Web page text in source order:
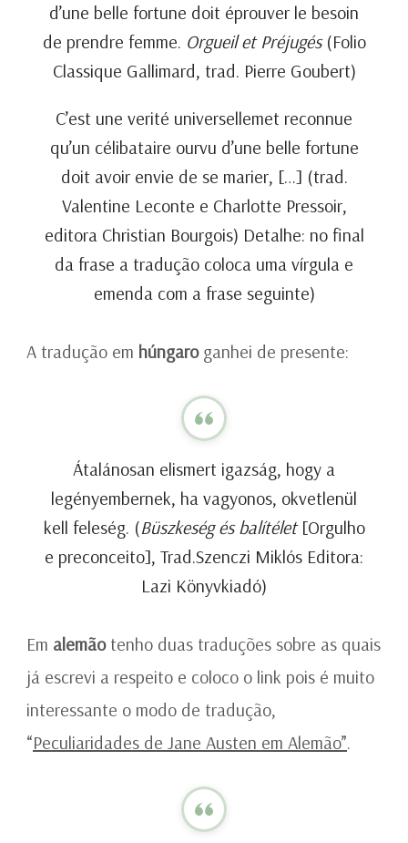
d’une belle fortune doit éprouver le besoin
de prendre femme. Orgueil et Préjugés(Folio
Classique Gallimard, trad. Pierre Goubert)
C’est une verité universellemet reconnue
qu’un célibataire ourvu d’une belle fortune
doit avoir envie de se marier, […] (trad.
Valentine Leconte e Charlotte Pressoir,
editora Christian Bourgois) Detalhe: no final
da frase a tradução coloca uma vírgula e
emenda com a frase seguinte)
A tradução em húngaroganhei de presente:
Átalánosan elismert igazság, hogy a
legényembernek, ha vagyonos, okvetlenül
kell feleség. (Büszkeség és balítélet[Orgulho
e preconceito], Trad.Szenczi Miklós Editora:
Lazi Könyvkiadó)
Em alemãotenho duas traduções sobre as quais
já escrevi a respeito e coloco o link pois é muito
interessante o modo de tradução,
“Peculiaridades de Jane Austen em Alemão”.